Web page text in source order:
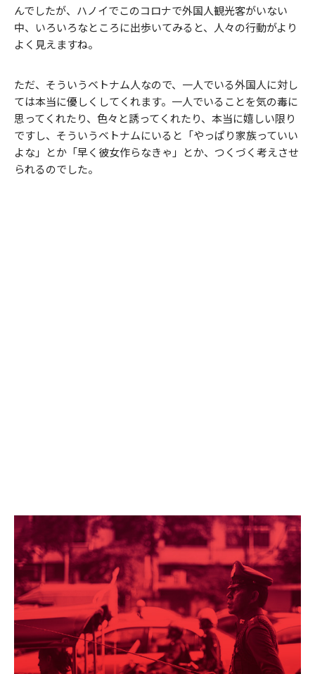
んでしたが、ハノイでこのコロナで外国人観光客がいない
中、いろいろなところに出歩いてみると、人々の行動がより
よく見えますね。
ただ、そういうベトナム人なので、一人でいる外国人に対し
ては本当に優しくしてくれます。一人でいることを気の毒に
思ってくれたり、色々と誘ってくれたり、本当に嬉しい限り
ですし、そういうベトナムにいると「やっぱり家族っていい
よな」とか「早く彼女作らなきゃ」とか、つくづく考えさせ
られるのでした。